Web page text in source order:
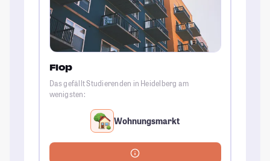
Flop
Das gefällt Studierenden in Heidelberg am
wenigsten:
Wohnungsmarkt